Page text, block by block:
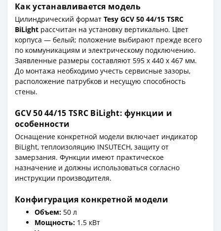
Как устанавливается модель
Цилиндрический формат Tesy GCV 50 44/15 TSRC
BiLight рассчитан на установку вертикально. Цвет
корпуса — белый; положение выбирают прежде всего
по коммуникациям и электрическому подключению.
Заявленные размеры составляют 595 x 440 x 467 мм.
До монтажа необходимо учесть сервисные зазоры,
расположение патрубков и несущую способность
стены.
GCV 50 44/15 TSRC BiLight: функции и
особенности
Оснащение конкретной модели включает индикатор
BiLight, теплоизоляцию INSUTECH, защиту от
замерзания. Функции имеют практическое
назначение и должны использоваться согласно
инструкции производителя.
Конфигурация конкретной модели
Объем: 50 л
Мощность: 1.5 кВт